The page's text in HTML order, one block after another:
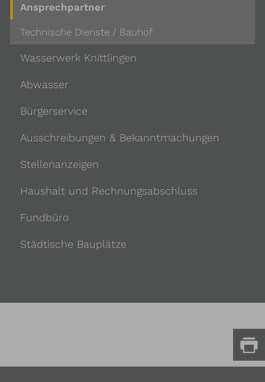
Ansprechpartner
Technische Dienste / Bauhof
Wasserwerk Knittlingen
Abwasser
Bürgerservice
Ausschreibungen & Bekanntmachungen
Stellenanzeigen
Haushalt und Rechnungsabschluss
Fundbüro
Städtische Bauplätze